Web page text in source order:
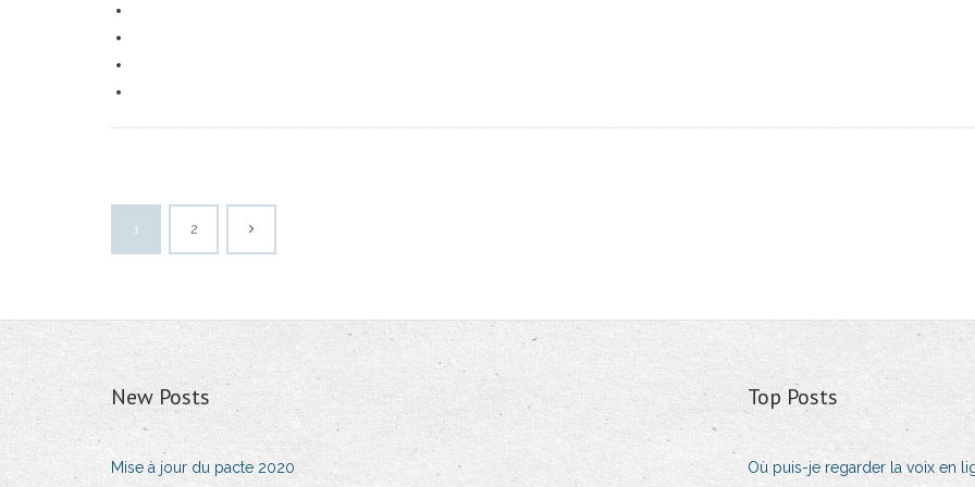
1 2
New Posts
Mise à jour du pacte 2020
Top Posts
Où puis-je regarder la voix en